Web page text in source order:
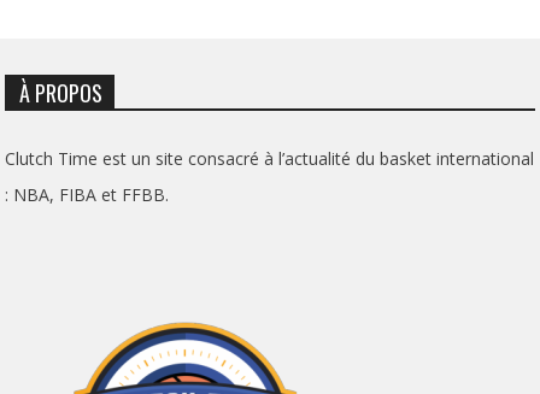
À PROPOS
Clutch Time est un site consacré à l’actualité du basket international
: NBA, FIBA et FFBB.